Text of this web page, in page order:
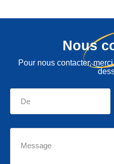
Nous
Pour nous contacter,